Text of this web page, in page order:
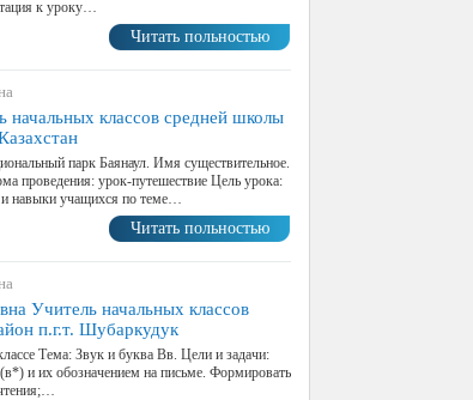
к уроку…
Читать польностью
начальных классов средней школы
парк Баянаул. Имя существительное.
проведения: урок-путешествие Цель урока:
и навыки учащихся по теме…
Читать польностью
Учитель начальных классов
п.г.т. Шубаркудук
Тема: Звук и буква Вв. Цели и задачи:
и их обозначением на письме. Формировать